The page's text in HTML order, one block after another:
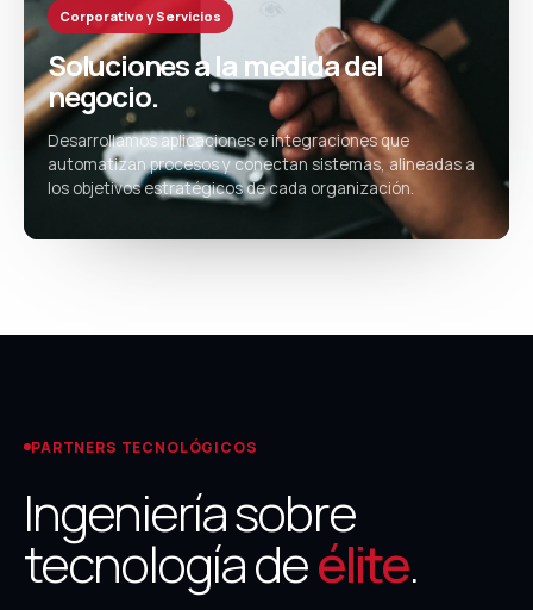
Corporativo y Servicios
Soluciones a la medida del
negocio.
Desarrollamos aplicaciones e integraciones que
automatizan procesos y conectan sistemas, alineadas a
los objetivos estratégicos de cada organización.
PARTNERS TECNOLÓGICOS
Ingeniería sobre
tecnología deélite.